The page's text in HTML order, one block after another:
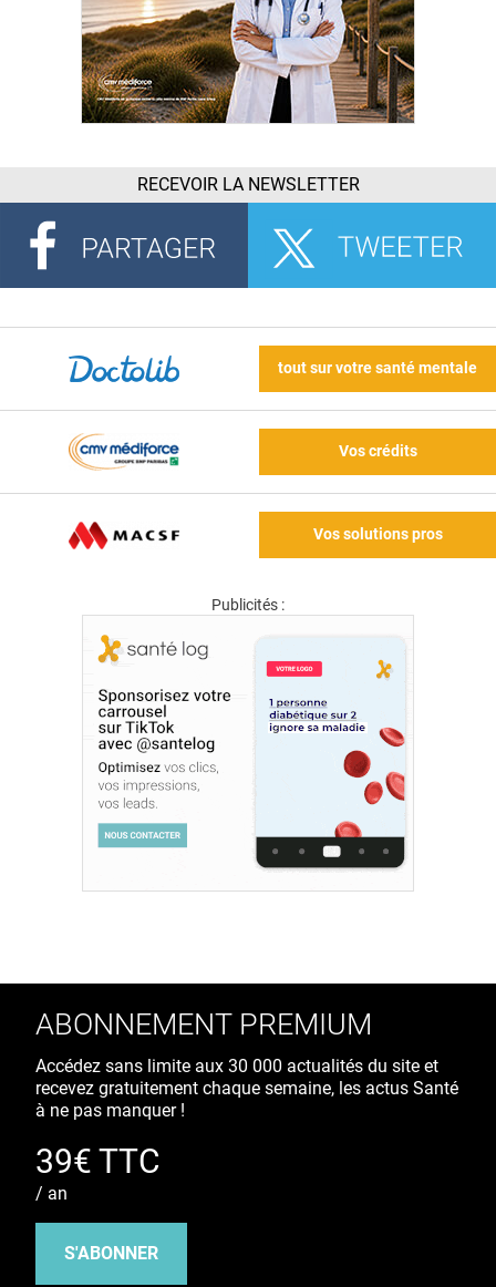
RECEVOIR LA NEWSLETTER
tout sur votre santé mentale
Vos crédits
Vos solutions pros
Publicités :
ABONNEMENT PREMIUM
Accédez sans limite aux 30 000 actualités du site et
recevez gratuitement chaque semaine, les actus Santé
à ne pas manquer !
39€ TTC
/ an
S'ABONNER